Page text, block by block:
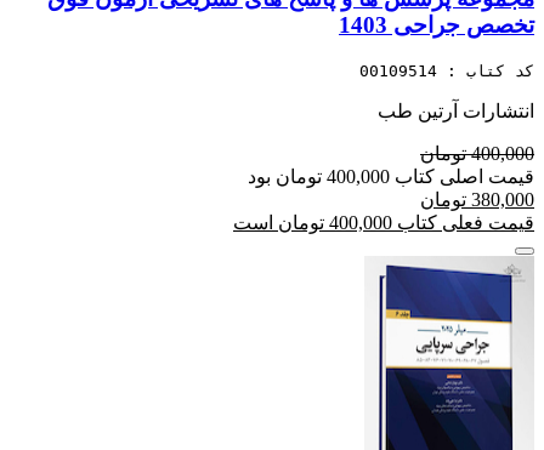
تخصص جراحی 1403
کد کتاب : 00109514
انتشارات آرتین طب
400,000 تومان
قیمت اصلی کتاب 400,000 تومان بود
380,000 تومان
قیمت فعلی کتاب 400,000 تومان است